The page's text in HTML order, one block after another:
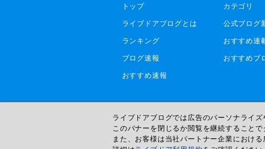
トップ
ライブドアブログとは
ランキング
ブログ速報
おすすめ速報
カテゴリ
公式ブログ
おすすめ連
おすすめブ
ライブドアブログでは広告のパーソナライ
このバナーを閉じるか閲覧を継続すること
また、お客様は当社パートナー企業におけ